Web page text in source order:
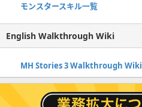
モンスタースキル一覧
English Walkthrough Wiki
MH Stories 3 Walkthrough Wiki